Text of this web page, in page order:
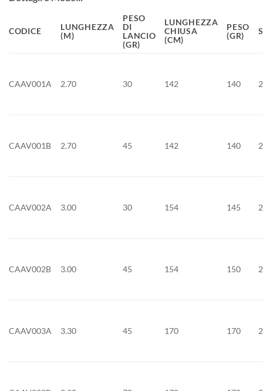
CODICE
LUNGHEZZA
(M)
PESO
DI
LANCIO
(GR)
LUNGHEZZA
CHIUSA
(CM)
PESO
(GR)
CAAV001A 2.70 30 142 140 2
CAAV001B 2.70 45 142 140 2
CAAV002A 3.00 30 154 145 2
CAAV002B 3.00 45 154 150 2
CAAV003A 3.30 45 170 170 2